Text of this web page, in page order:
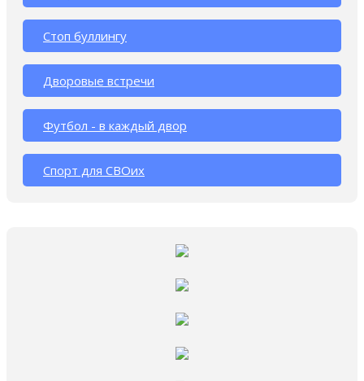
Стоп буллингу
Дворовые встречи
Футбол - в каждый двор
Спорт для СВОих